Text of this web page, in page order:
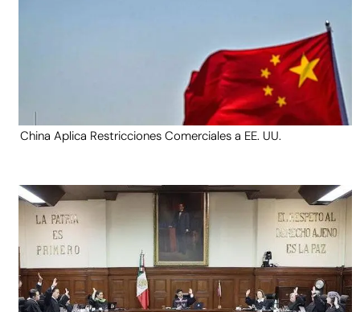
China Aplica Restricciones Comerciales a EE. UU.